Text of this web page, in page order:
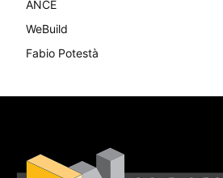
ANCE
WeBuild
Fabio Potestà